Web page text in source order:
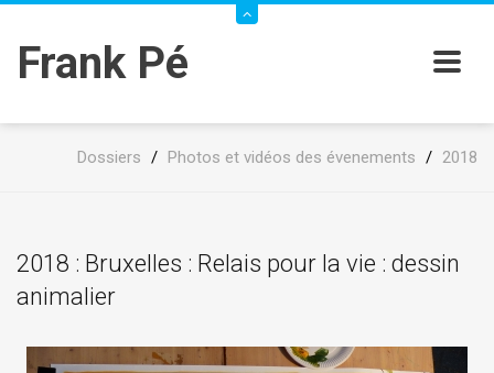
Frank Pé
Dossiers / Photos et vidéos des évenements / 2018
2018 : Bruxelles : Relais pour la vie : dessin
animalier